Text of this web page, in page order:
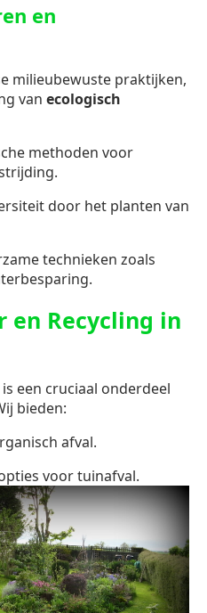
en
milieubewuste praktijken,
van ecologisch
methoden voor
door het planten van
technieken zoals
en Recycling in
is een cruciaal onderdeel
bieden:
afval.
voor tuinafval.